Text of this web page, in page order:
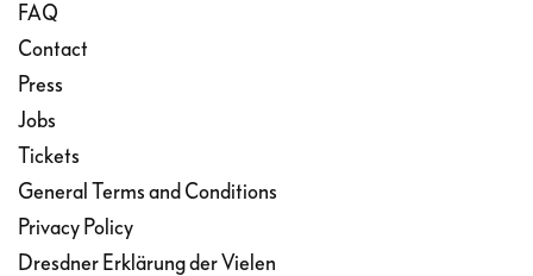
FAQ
Contact
Press
Jobs
Tickets
General Terms and Conditions
Privacy Policy
Dresdner Erklärung der Vielen